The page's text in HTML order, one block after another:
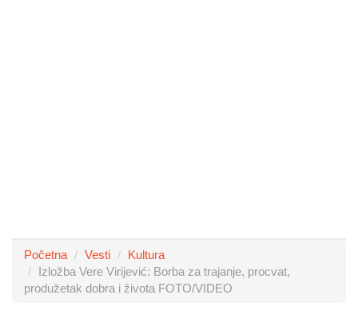
Početna Vesti
Kultura
Izložba Vere Virijević: Borba za trajanje, procvat,
produžetak dobra i života FOTO/VIDEO